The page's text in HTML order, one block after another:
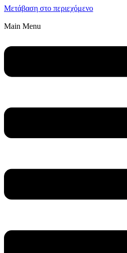
Μετάβαση στο περιεχόμενο
Main Menu